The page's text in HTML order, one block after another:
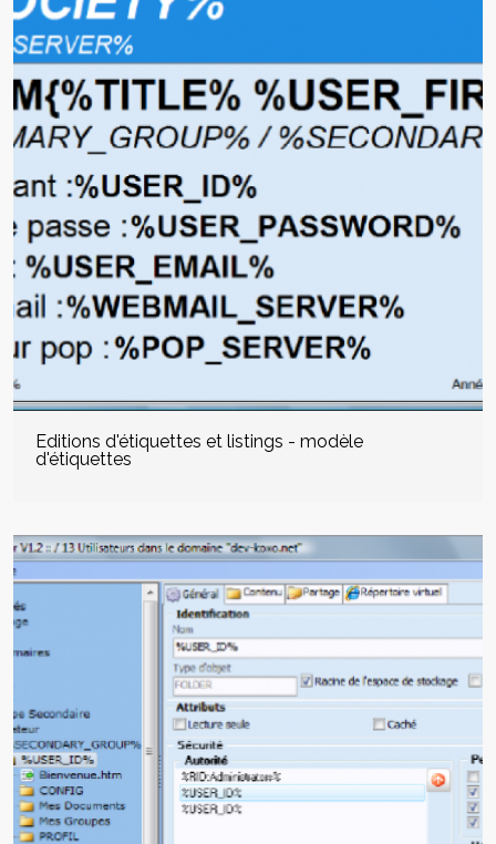
Editions d'étiquettes et listings - modèle
d'étiquettes